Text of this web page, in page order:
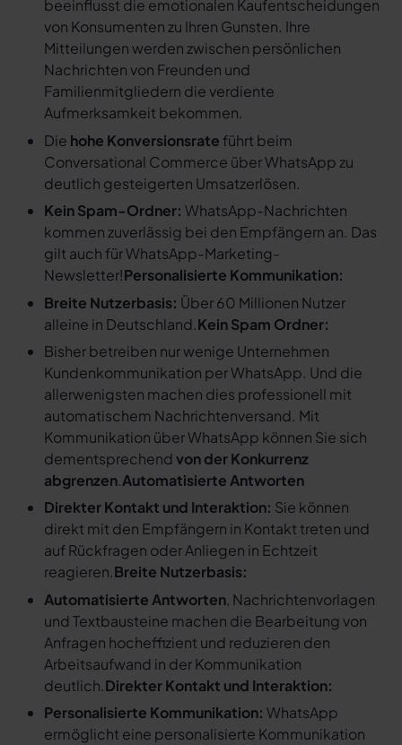
beeinflusst die emotionalen Kaufentscheidungen
von Konsumenten zu Ihren Gunsten. Ihre
Mitteilungen werden zwischen persönlichen
Nachrichten von Freunden und
Familienmitgliedern die verdiente
Aufmerksamkeit bekommen.
Die hohe Konversionsrate führt beim
Conversational Commerce über WhatsApp zu
deutlich gesteigerten Umsatzerlösen.
Kein Spam-Ordner: WhatsApp-Nachrichten
kommen zuverlässig bei den Empfängern an. Das
gilt auch für WhatsApp-Marketing-
Newsletter!Personalisierte Kommunikation:
Breite Nutzerbasis: Über 60 Millionen Nutzer
alleine in Deutschland.Kein Spam Ordner:
Bisher betreiben nur wenige Unternehmen
Kundenkommunikation per WhatsApp. Und die
allerwenigsten machen dies professionell mit
automatischem Nachrichtenversand. Mit
Kommunikation über WhatsApp können Sie sich
dementsprechendvon der Konkurrenz
abgrenzen.Automatisierte Antworten
Direkter Kontakt und Interaktion: Sie können
direkt mit den Empfängern in Kontakt treten und
auf Rückfragen oder Anliegen in Echtzeit
reagieren.Breite Nutzerbasis:
Automatisierte Antworten, Nachrichtenvorlagen
und Textbausteine machen die Bearbeitung von
Anfragen hocheffizient und reduzieren den
Arbeitsaufwand in der Kommunikation
deutlich.Direkter Kontakt und Interaktion:
Personalisierte Kommunikation: WhatsApp
ermöglicht eine personalisierte Kommunikation